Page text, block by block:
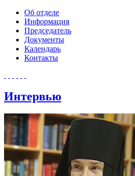
Об отделе
Информация
Председатель
Документы
Календарь
Контакты
Интервью